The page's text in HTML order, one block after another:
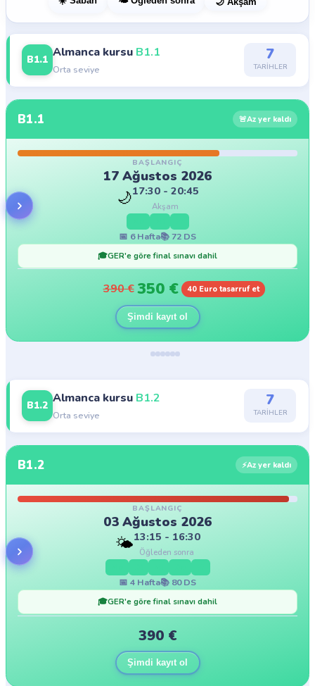
B1.1 Almanca kursu B1.1
Orta seviye
7
TARIHLER
B1.1 🚨Az yer kaldı
BAŞLANGIÇ
17 Ağustos 2026
🌙17:30 - 20:45
Akşam
📅 6 Hafta📚 72 DS
🎓GER'e göre final sınavı dahil
390€ 350€ 40 Euro tasarruf et
Şimdi kayıt ol
B1.2 Almanca kursu B1.2
Orta seviye
7
TARIHLER
B1.2 ⚡Az yer kaldı
BAŞLANGIÇ
03 Ağustos 2026
🌤️13:15 - 16:30
Öğleden sonra
📅 4 Hafta📚 80 DS
🎓GER'e göre final sınavı dahil
390 €
Şimdi kayıt ol